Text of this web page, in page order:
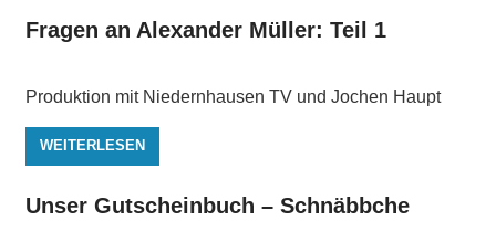
Fragen an Alexander Müller: Teil 1
Produktion mit Niedernhausen TV und Jochen Haupt
WEITERLESEN
Unser Gutscheinbuch – Schnäbbche